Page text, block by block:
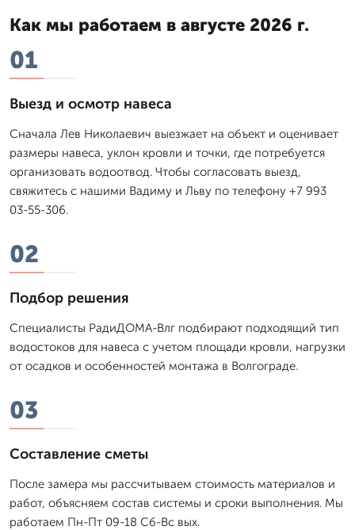
Как мы работаем в августе 2026 г.
01
Выезд и осмотр навеса
Сначала Лев Николаевич выезжает на объект и оценивает
размеры навеса, уклон кровли и точки, где потребуется
организовать водоотвод. Чтобы согласовать выезд,
свяжитесь с нашими Вадиму и Льву по телефону +7 993
03-55-306.
02
Подбор решения
Специалисты РадиДОМА-Влг подбирают подходящий тип
водостоков для навеса с учетом площади кровли, нагрузки
от осадков и особенностей монтажа в Волгограде.
03
Составление сметы
После замера мы рассчитываем стоимость материалов и
работ, объясняем состав системы и сроки выполнения. Мы
работаем Пн-Пт 09-18 Сб-Вс вых.